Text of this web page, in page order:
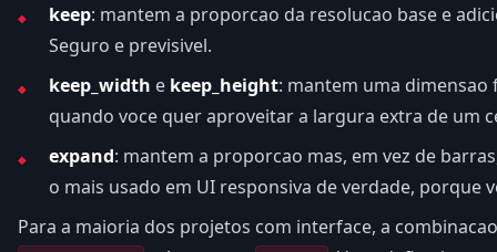
keep: mantem a proporcao da resolucao base e
Seguro e previsivel.
keep_width e keep_height: mantem uma dimensao
quando voce quer aproveitar a largura extra de um
expand: mantem a proporcao mas, em vez de
o mais usado em UI responsiva de verdade, porque
Para a maioria dos projetos com interface, a